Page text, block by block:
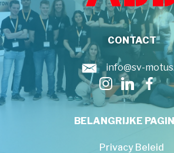
CONTACT
info@sv-
BELANGRIJKE
Privacy Beleid